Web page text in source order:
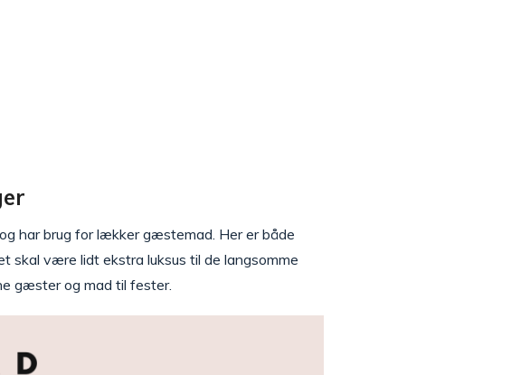
har brug for lækker gæstemad. Her er både
skal være lidt ekstra luksus til de langsomme
gæster og mad til fester.